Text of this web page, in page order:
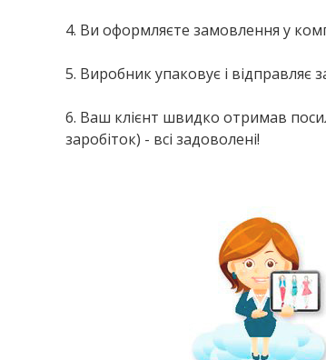
4. Ви оформляєте замовлення у
5. Виробник упаковує і
6. Ваш клієнт швидко отримав
заробіток) - всі задоволені!